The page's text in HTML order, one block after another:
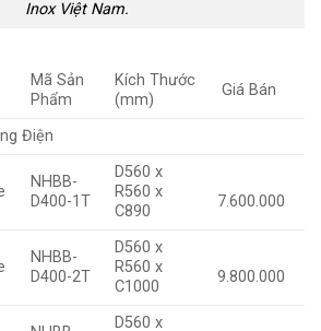
Inox Việt Nam.
Mã Sản
Phẩm
Kích Thước
(mm)
Giá Bán
Điện
NHBB-
D400-1T
D560 x
R560 x
C890
7.600.000
NHBB-
D400-2T
D560 x
R560 x
C1000
9.800.000
D560 x